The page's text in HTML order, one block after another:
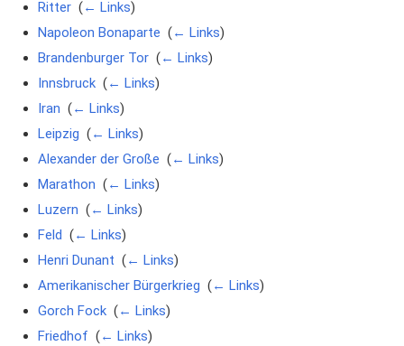
Ritter‎ (← Links)
Napoleon Bonaparte (← Links)
Brandenburger Tor‎ (← Links)
Innsbruck‎ (← Links)
Iran (← Links)
Leipzig (← Links)
Alexander der Große (← Links)
Marathon (← Links)
Luzern (← Links)
Feld (← Links)
Henri Dunant (← Links)
Amerikanischer Bürgerkrieg (← Links)
Gorch Fock‎ (← Links)
Friedhof (← Links)